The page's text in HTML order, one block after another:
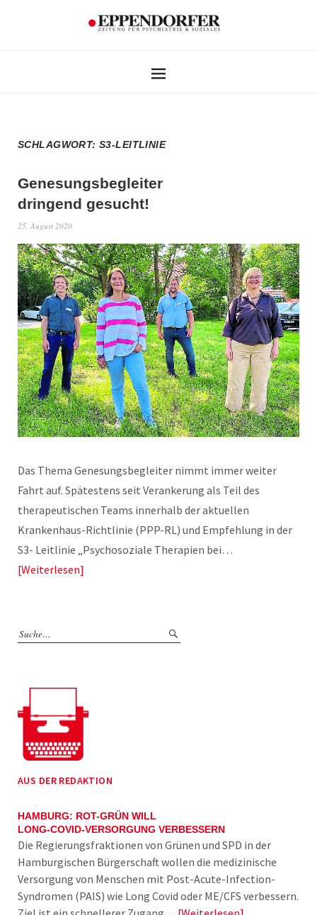
SCHLAGWORT:S3-LEITLINIE
Genesungsbegleiter
dringend gesucht!
25. August 2020
Das Thema Genesungsbegleiter nimmt immer weiter
Fahrt auf. Spätestens seit Verankerung als Teil des
therapeutischen Teams innerhalb der aktuellen
Krankenhaus-Richtlinie (PPP-RL) und Empfehlung in der
S3- Leitlinie „Psychosoziale Therapien bei…
Weiterlesen
AUS DER REDAKTION
HAMBURG: ROT-GRÜN WILL
LONG-COVID-VERSORGUNG VERBESSERN
Die Regierungsfraktionen von Grünen und SPD in der
Hamburgischen Bürgerschaft wollen die medizinische
Versorgung von Menschen mit Post-Acute-Infection-
Syndromen (PAIS) wie Long Covid oder ME/CFS verbessern.